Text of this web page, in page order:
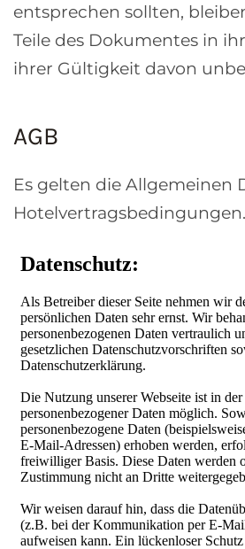
entsprechen sollten,
Teile des Dokumentes in
ihrer Gültigkeit davon
AGB
Es gelten die Allgemeinen
Hotelvertragsbedingungen.